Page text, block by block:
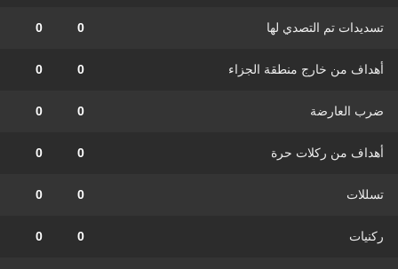
تسديدات تم التصدي لها 0
0
أهداف من خارج منطقة الجزاء 0
0
ضرب العارضة 0
0
أهداف من ركلات حرة 0
0
تسللات 0
0
ركنيات 0
0